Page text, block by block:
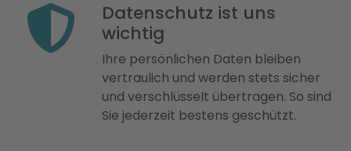
Datenschutz ist uns
wichtig
Ihre persönlichen Daten bleiben
vertraulich und werden stets sicher
und verschlüsselt übertragen. So sind
Sie jederzeit bestens geschützt.